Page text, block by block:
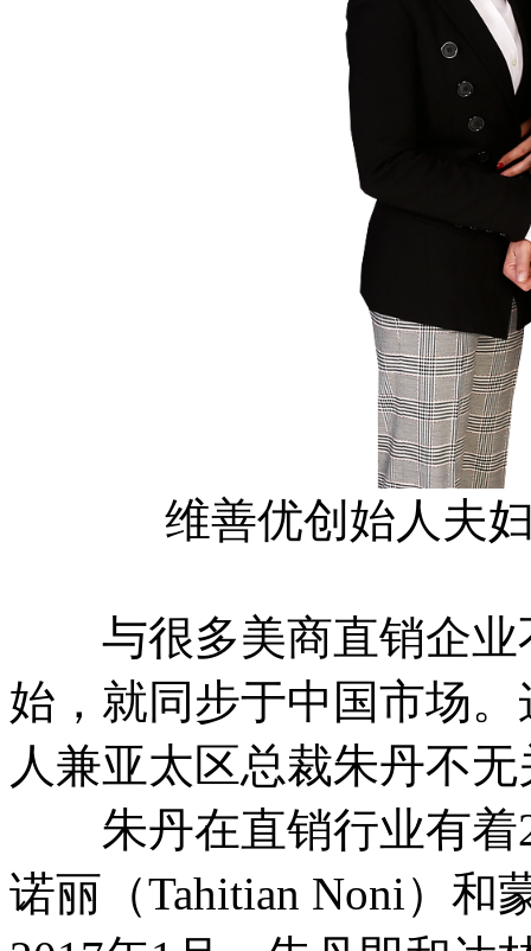
维善优创始人夫
与很多美商直销企业
始，就同步于中国市场
人兼亚太区总裁朱丹不
朱丹在直销行业有着
诺丽（Tahitian Noni）和